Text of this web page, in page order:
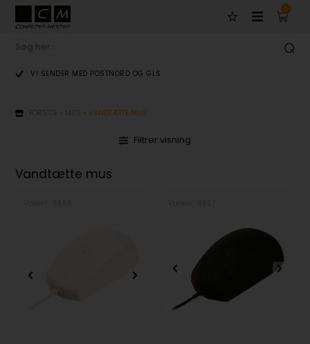
0
VI SENDER MED POSTNORD OG GLS
»VANDTÆTTE MUS
Filtrer visning
Vandtætte mus